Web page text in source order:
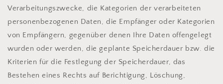
Verarbeitungszwecke, die Kategorien der verarbeiteten
personenbezogenen Daten, die Empfänger oder Kategorien
von Empfängern, gegenüber denen Ihre Daten offengelegt
wurden oder werden, die geplante Speicherdauer bzw. die
Kriterien für die Festlegung der Speicherdauer, das
Bestehen eines Rechts auf Berichtigung, Löschung,